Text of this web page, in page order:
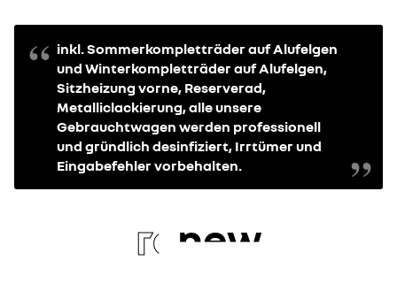
inkl. Sommerkompletträder auf Alufelgen
und Winterkompletträder auf Alufelgen,
Sitzheizung vorne, Reserverad,
Metalliclackierung, alle unsere
Gebrauchtwagen werden professionell
und gründlich desinfiziert, Irrtümer und
Eingabefehler vorbehalten.
re new